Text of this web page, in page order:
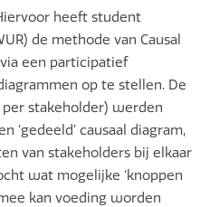
heeft student
de methode van Causal
een participatief
op te stellen. De
stakeholder) werden
‘gedeeld’ causaal diagram,
van stakeholders bij elkaar
wat mogelijke ‘knoppen
kan voeding worden